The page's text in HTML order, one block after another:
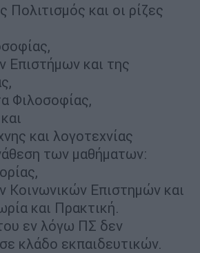
Πολιτισμός και οι ρίζες
Επιστήμων και της
Φιλοσοφίας,
και λογοτεχνίας
των μαθήματων:
Κοινωνικών Επιστημών και
και Πρακτική.
εν λόγω ΠΣ δεν
κλάδο εκπαιδευτικών.